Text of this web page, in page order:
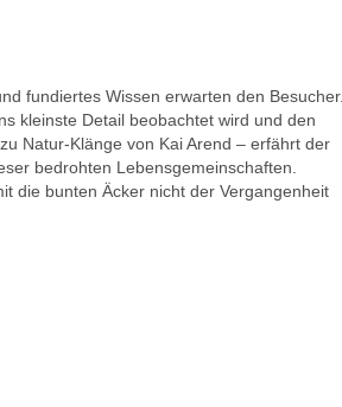
fundiertes Wissen erwarten den Besucher.
kleinste Detail beobachtet wird und den
Natur-Klänge von Kai Arend – erfährt der
bedrohten Lebensgemeinschaften.
die bunten Äcker nicht der Vergangenheit